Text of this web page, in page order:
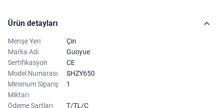
Ürün detayları
Menşe Yeri
Çin
Marka Adı
Guoyue
Sertifikasyon
CE
Model Numarası
SHZY650
Minimum Sipariş
Miktarı
1
Ödeme Şartları
T/TL/C